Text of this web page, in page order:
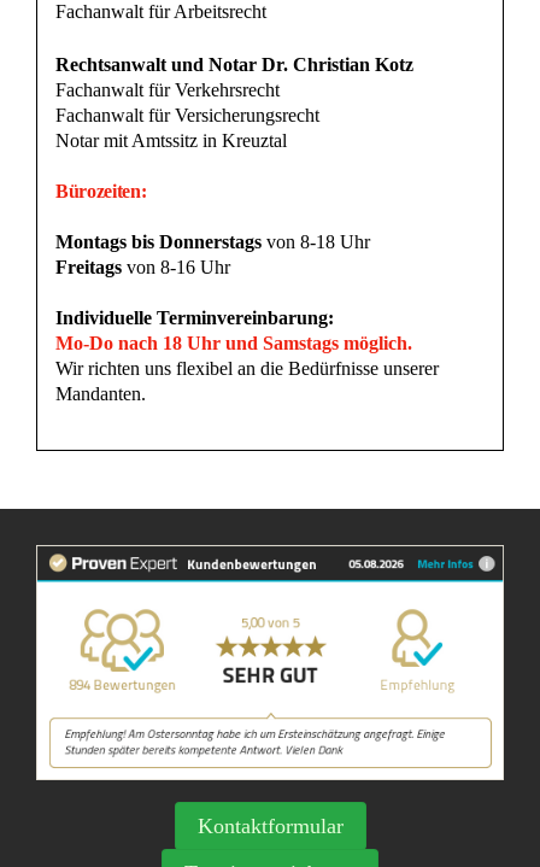
Fachanwalt für Arbeitsrecht
Rechtsanwalt und Notar Dr. Christian Kotz
Fachanwalt für Verkehrsrecht
Fachanwalt für Versicherungsrecht
Notar mit Amtssitz in Kreuztal
Bürozeiten:
Montags bis Donnerstags von 8-18 Uhr
Freitags von 8-16 Uhr
Individuelle Terminvereinbarung:
Mo-Do nach 18 Uhr und Samstags möglich.
Wir richten uns flexibel an die Bedürfnisse unserer
Mandanten.
Kontaktformular